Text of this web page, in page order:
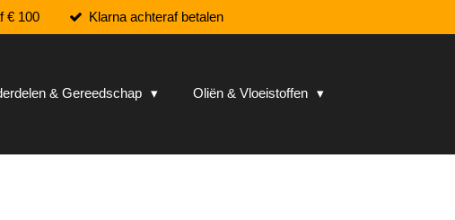
€ 100 Klarna achteraf betalen
& Gereedschap
Oliën & Vloeistoffen